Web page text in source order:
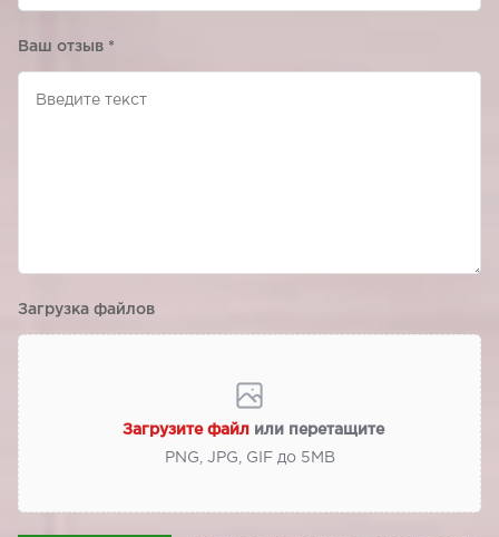
Ваш отзыв *
Загрузка файлов
Загрузите файл или перетащите
PNG, JPG, GIF до 5МВ